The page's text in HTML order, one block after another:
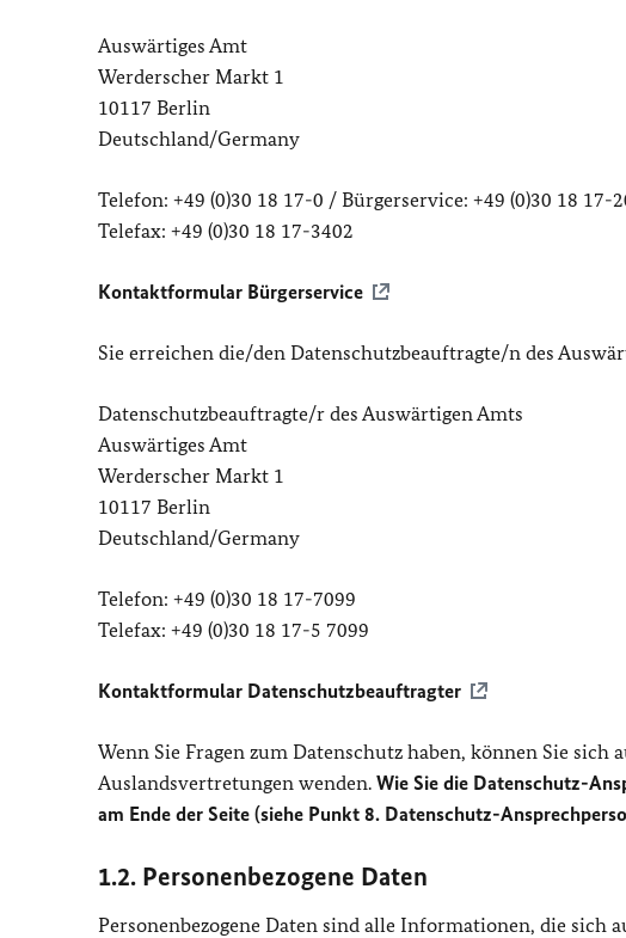
Auswärtiges Amt
Werderscher Markt 1
10117 Berlin
Deutschland/Germany
Telefon: +49 (0)30 18 17-0 / Bürgerservice: +49 (0)30 18 17-
Telefax: +49 (0)30 18 17-3402
Kontaktformular Bürgerservice
Sie erreichen die/den Datenschutzbeauftragte/n des
Datenschutzbeauftragte/r des Auswärtigen Amts
Auswärtiges Amt
Werderscher Markt 1
10117 Berlin
Deutschland/Germany
Telefon: +49 (0)30 18 17-7099
Telefax: +49 (0)30 18 17-5 7099
Kontaktformular Datenschutzbeauftragter
Wenn Sie Fragen zum Datenschutz haben, können Sie
Auslandsvertretungen wenden. Wie Sie die Datenschutz-
am Ende der Seite (siehe Punkt 8. Datenschutz-
1.2. Personenbezogene Daten
Personenbezogene Daten sind alle Informationen, die